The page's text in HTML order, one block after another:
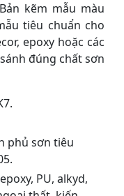
kẽm mẫu màu
tiêu chuẩn cho
epoxy hoặc các
đúng chất sơn
phủ sơn tiêu
PU, alkyd,